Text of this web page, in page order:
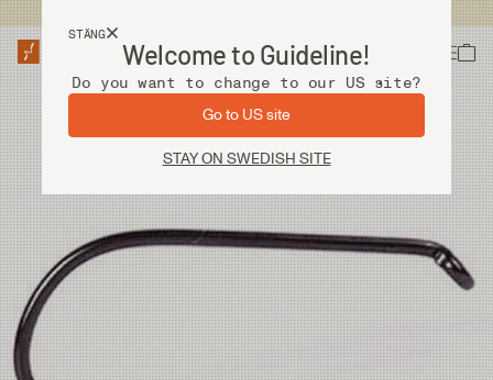
STÄNG
Welcome to Guideline!
Do you want to change to our US site?
Go to US site
STAY ON SWEDISH SITE